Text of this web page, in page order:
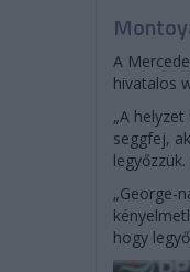
A
hivatalos
„A
seggfej,
„George-
hogy